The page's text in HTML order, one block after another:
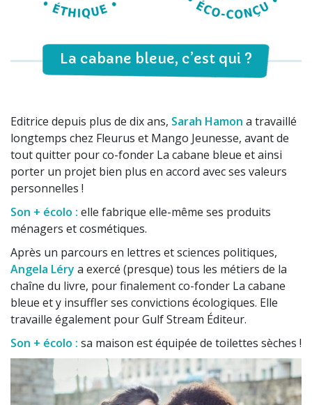
La cabane bleue, c’est qui ?
Editrice depuis plus de dix ans, Sarah Hamon a travaillé
longtemps chez Fleurus et Mango Jeunesse, avant de
tout quitter pour co-fonder La cabane bleue et ainsi
porter un projet bien plus en accord avec ses valeurs
personnelles !
Son + écolo : elle fabrique elle-même ses produits
ménagers et cosmétiques.
Après un parcours en lettres et sciences politiques,
Angela Léry a exercé (presque) tous les métiers de la
chaîne du livre, pour finalement co-fonder La cabane
bleue et y insuffler ses convictions écologiques. Elle
travaille également pour Gulf Stream Éditeur.
Son + écolo : sa maison est équipée de toilettes sèches !